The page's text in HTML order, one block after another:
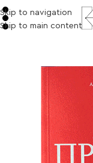
Skip to navigation
Skip to main content